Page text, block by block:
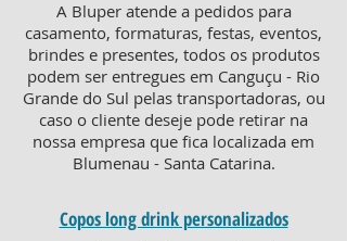
A Bluper atende a pedidos para
casamento, formaturas, festas, eventos,
brindes e presentes, todos os produtos
podem ser entregues em Canguçu - Rio
Grande do Sul pelas transportadoras, ou
caso o cliente deseje pode retirar na
nossa empresa que fica localizada em
Blumenau - Santa Catarina.
Copos long drink personalizados